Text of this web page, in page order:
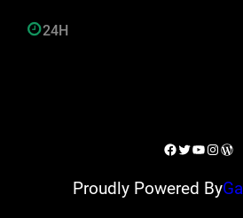
24H
Facebook
Twitter
YouTube
Proudly Powered By